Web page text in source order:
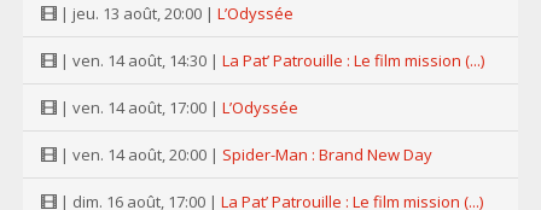
| jeu. 13 août, 20:00 | L’Odyssée
| ven. 14 août, 14:30 | La Pat’ Patrouille : Le film mission (...)
| ven. 14 août, 17:00 | L’Odyssée
| ven. 14 août, 20:00 | Spider-Man : Brand New Day
| dim. 16 août, 17:00 | La Pat’ Patrouille : Le film mission (...)